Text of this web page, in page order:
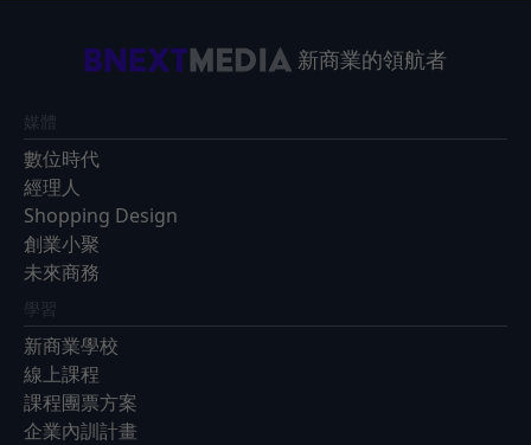
新商業的領航者
媒體
數位時代
經理人
Shopping Design
創業小聚
未來商務
學習
新商業學校
線上課程
課程團票方案
企業內訓計畫